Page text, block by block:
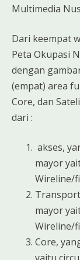
Multimedia
Dari keempat
Peta Okupasi
dengan
(empat) area
Core, dan
dari :
akses,
mayor
Wireline/
mayor
Wireline/
Core,